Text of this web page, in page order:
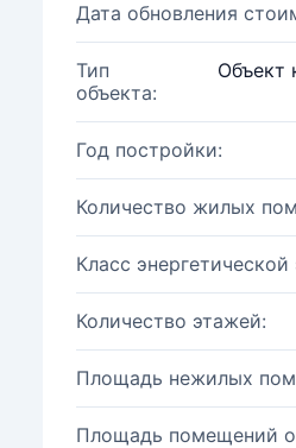
Дата обновления
Тип
объекта:
Объект
Год постройки:
Количество жилых
Класс
Количество этажей:
Площадь нежилых
Площадь помещений